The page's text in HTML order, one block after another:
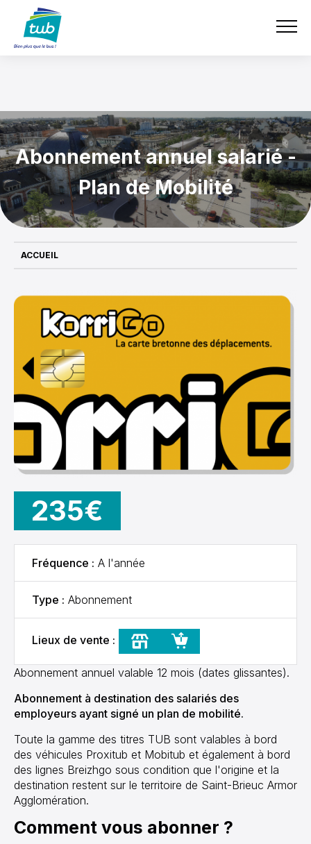
contenu
TUB
e-boutique
Abonnement annuel salarié -
Plan de Mobilité
ACCUEIL
235€
Fréquence : A l'année
Type : Abonnement
Lieux de vente :
Point TUBBoutique en ligne
Abonnement annuel valable 12 mois (dates glissantes).
Abonnement à destination des salariés des
employeurs ayant signé un plan de mobilité.
Toute la gamme des titres TUB sont valables à bord
des véhicules Proxitub et Mobitub et également à bord
des lignes Breizhgo sous condition que l'origine et la
destination restent sur le territoire de Saint-Brieuc Armor
Agglomération.
Comment vous abonner ?